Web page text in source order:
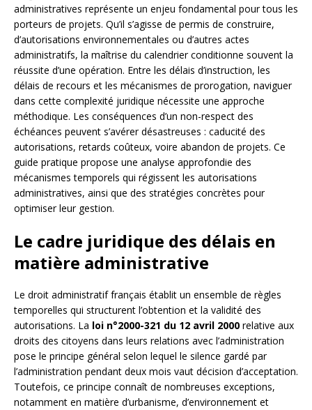
administratives représente un enjeu fondamental pour tous les
porteurs de projets. Qu’il s’agisse de permis de construire,
d’autorisations environnementales ou d’autres actes
administratifs, la maîtrise du calendrier conditionne souvent la
réussite d’une opération. Entre les délais d’instruction, les
délais de recours et les mécanismes de prorogation, naviguer
dans cette complexité juridique nécessite une approche
méthodique. Les conséquences d’un non-respect des
échéances peuvent s’avérer désastreuses : caducité des
autorisations, retards coûteux, voire abandon de projets. Ce
guide pratique propose une analyse approfondie des
mécanismes temporels qui régissent les autorisations
administratives, ainsi que des stratégies concrètes pour
optimiser leur gestion.
Le cadre juridique des délais en
matière administrative
Le droit administratif français établit un ensemble de règles
temporelles qui structurent l’obtention et la validité des
autorisations. La loi n°2000-321 du 12 avril 2000 relative aux
droits des citoyens dans leurs relations avec l’administration
pose le principe général selon lequel le silence gardé par
l’administration pendant deux mois vaut décision d’acceptation.
Toutefois, ce principe connaît de nombreuses exceptions,
notamment en matière d’urbanisme, d’environnement et